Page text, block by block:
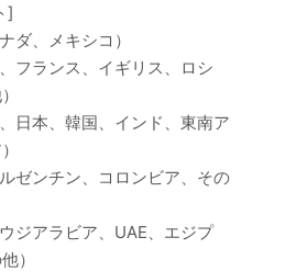
]
ダ、メキシコ）
フランス、イギリス、ロシ
日本、韓国、インド、東南ア
ゼンチン、コロンビア、その
ジアラビア、UAE、エジプ
）